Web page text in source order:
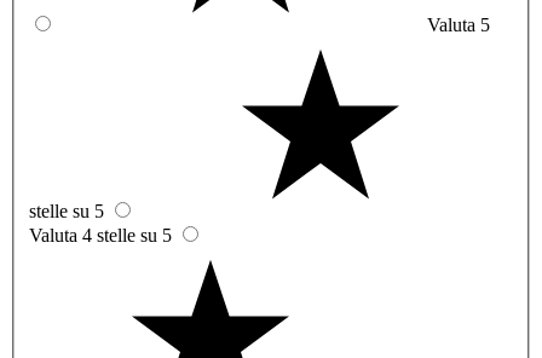
Valuta 5
stelle su 5
Valuta 4 stelle su 5